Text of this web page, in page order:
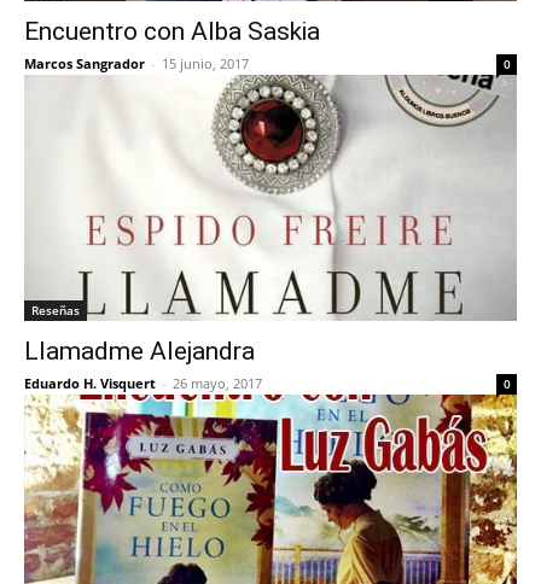
Encuentro con Alba Saskia
Marcos Sangrador - 15 junio, 2017 0
Reseñas
Llamadme Alejandra
Eduardo H. Visquert - 26 mayo, 2017 0